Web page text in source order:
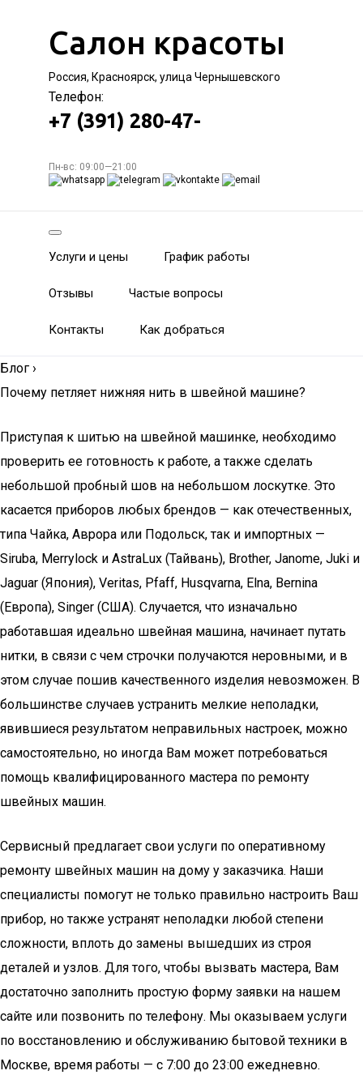
Салон красоты
Россия, Красноярск, улица Чернышевского
Телефон:
+7 (391) 280-47-
Пн-вс: 09:00—21:00
Услуги и цены График работы
Отзывы Частые вопросы
Контакты Как добраться
Блог ›
Почему петляет нижняя нить в швейной машине?
Приступая к шитью на швейной машинке, необходимо
проверить ее готовность к работе, а также сделать
небольшой пробный шов на небольшом лоскутке. Это
касается приборов любых брендов — как отечественных,
типа Чайка, Аврора или Подольск, так и импортных —
Siruba, Merrylock и AstraLux (Тайвань), Brother, Janome, Juki и
Jaguar (Япония), Veritas, Pfaff, Husqvarna, Elna, Bernina
(Европа), Singer (США). Случается, что изначально
работавшая идеально швейная машина, начинает путать
нитки, в связи с чем строчки получаются неровными, и в
этом случае пошив качественного изделия невозможен. В
большинстве случаев устранить мелкие неполадки,
явившиеся результатом неправильных настроек, можно
самостоятельно, но иногда Вам может потребоваться
помощь квалифицированного мастера по ремонту
швейных машин.
Сервисный предлагает свои услуги по оперативному
ремонту швейных машин на дому у заказчика. Наши
специалисты помогут не только правильно настроить Ваш
прибор, но также устранят неполадки любой степени
сложности, вплоть до замены вышедших из строя
деталей и узлов. Для того, чтобы вызвать мастера, Вам
достаточно заполнить простую форму заявки на нашем
сайте или позвонить по телефону. Мы оказываем услуги
по восстановлению и обслуживанию бытовой техники в
Москве, время работы — с 7:00 до 23:00 ежедневно.